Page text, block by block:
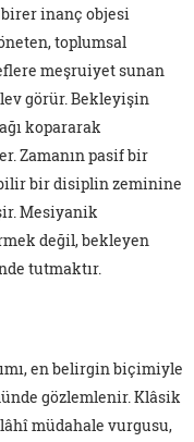
inanç objesi
toplumsal
meşruiyet sunan
görür. Bekleyişin
kopararak
Zamanın pasif bir
bir disiplin zeminine
Mesiyanik
değil, bekleyen
tutmaktır.
en belirgin biçimiyle
gözlemlenir. Klâsik
müdahale vurgusu,